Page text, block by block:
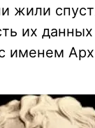
жили
их
именем